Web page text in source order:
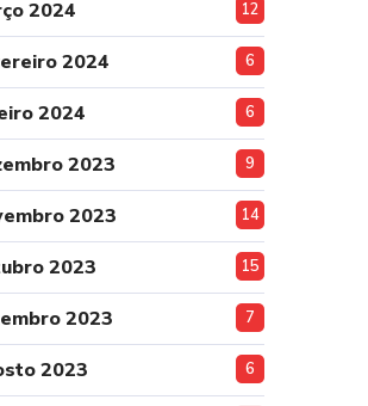
2024 12
2024 6
2024 6
2023 9
2023 14
2023 15
2023 7
2023 6